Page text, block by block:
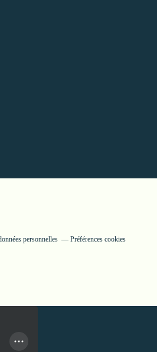
personnelles Préférences cookies